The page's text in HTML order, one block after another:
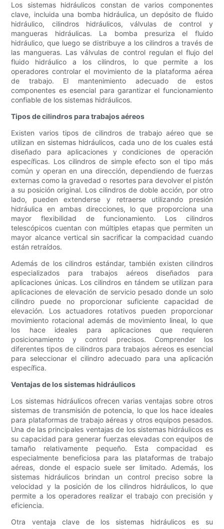
Los sistemas hidráulicos constan de varios componentes
clave, incluida una bomba hidráulica, un depósito de fluido
hidráulico, cilindros hidráulicos, válvulas de control y
mangueras hidráulicas. La bomba presuriza el fluido
hidráulico, que luego se distribuye a los cilindros a través de
las mangueras. Las válvulas de control regulan el flujo del
fluido hidráulico a los cilindros, lo que permite a los
operadores controlar el movimiento de la plataforma aérea
de trabajo. El mantenimiento adecuado de estos
componentes es esencial para garantizar el funcionamiento
confiable de los sistemas hidráulicos.
Tipos de cilindros para trabajos aéreos
Existen varios tipos de cilindros de trabajo aéreo que se
utilizan en sistemas hidráulicos, cada uno de los cuales está
diseñado para aplicaciones y condiciones de operación
específicas. Los cilindros de simple efecto son el tipo más
común y operan en una dirección, dependiendo de fuerzas
externas como la gravedad o resortes para devolver el pistón
a su posición original. Los cilindros de doble acción, por otro
lado, pueden extenderse y retraerse utilizando presión
hidráulica en ambas direcciones, lo que proporciona una
mayor flexibilidad de funcionamiento. Los cilindros
telescópicos cuentan con múltiples etapas que permiten un
mayor alcance vertical sin sacrificar la compacidad cuando
están retraídos.
Además de los cilindros estándar, también existen cilindros
especializados para trabajos aéreos diseñados para
aplicaciones únicas. Los cilindros en tándem se utilizan para
aplicaciones de elevación de servicio pesado donde un solo
cilindro puede no proporcionar suficiente capacidad de
elevación. Los actuadores rotativos pueden proporcionar
movimiento rotacional además de movimiento lineal, lo que
los hace ideales para aplicaciones que requieren
posicionamiento y control precisos. Comprender los
diferentes tipos de cilindros para trabajos aéreos es esencial
para seleccionar el cilindro adecuado para una aplicación
específica.
Ventajas de los sistemas hidráulicos
Los sistemas hidráulicos ofrecen varias ventajas sobre otros
sistemas de transmisión de potencia, lo que los hace ideales
para plataformas de trabajo aéreas y otros equipos pesados.
Una de las principales ventajas de los sistemas hidráulicos es
su capacidad para generar fuerzas elevadas con equipos de
tamaño relativamente pequeño. Esta compacidad es
especialmente beneficiosa para las plataformas de trabajo
aéreas, donde el espacio suele ser limitado. Además, los
sistemas hidráulicos brindan un control preciso sobre la
velocidad y la posición de los cilindros hidráulicos, lo que
permite a los operadores realizar el trabajo con precisión y
eficiencia.
Otra ventaja clave de los sistemas hidráulicos es su